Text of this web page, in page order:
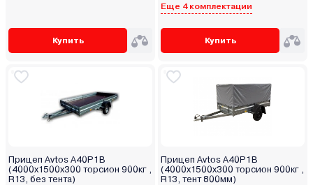
Купить
Еще 4 комплектации
Купить
Прицеп Avtos A40P1B
(4000х1500х300 торсион 900кг ,
R13, без тента)
Прицеп Avtos A40P1B
(4000х1500х300 торсион 900кг ,
R13, тент 800мм)